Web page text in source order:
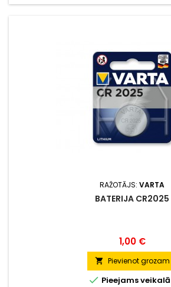
RAŽOTĀJS: VARTA
BATERIJA CR2025
Cena
1,00 €
 Pievienot grozam
 Pieejams veikalā